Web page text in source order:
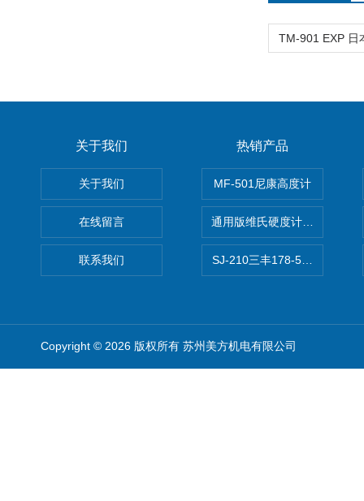
关于我们
关于我们
在线留言
联系我们
热销产品
MF-501尼康高度计
通用版维氏硬度计软件 自动
SJ-210三丰178-560-11DC粗
Copyright © 2026 版权所有 苏州美方机电有限公司